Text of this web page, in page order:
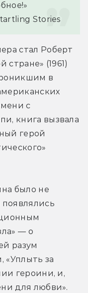
Stories
стал Роберт
стране» (1961)
в
с
книга вызвала
герой
было не
— о
разум
«Уплыть за
героини, и,
для любви».